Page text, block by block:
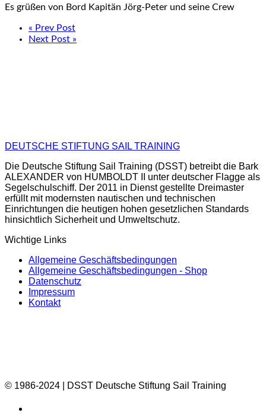
Es grüßen von Bord Kapitän Jörg-Peter und seine Crew
« Prev Post
Next Post »
DEUTSCHE STIFTUNG SAIL TRAINING
Die Deutsche Stiftung Sail Training (DSST) betreibt die Bark
ALEXANDER von HUMBOLDT II unter deutscher Flagge als
Segelschulschiff. Der 2011 in Dienst gestellte Dreimaster
erfüllt mit modernsten nautischen und technischen
Einrichtungen die heutigen hohen gesetzlichen Standards
hinsichtlich Sicherheit und Umweltschutz.
Wichtige Links
Allgemeine Geschäftsbedingungen
Allgemeine Geschäftsbedingungen - Shop
Datenschutz
Impressum
Kontakt
© 1986-2024 | DSST Deutsche Stiftung Sail Training